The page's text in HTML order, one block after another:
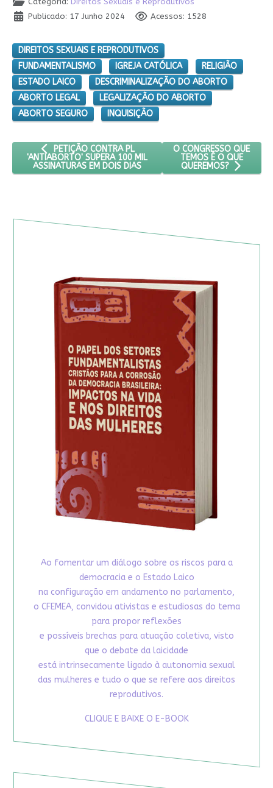
Publicado: 17 Junho 2024
Acessos: 1528
DIREITOS SEXUAIS E REPRODUTIVOS
FUNDAMENTALISMO
IGREJA CATÓLICA
RELIGIÃO
ESTADO LAICO
DESCRIMINALIZAÇÃO DO ABORTO
ABORTO LEGAL
LEGALIZAÇÃO DO ABORTO
ABORTO SEGURO
INQUISIÇÃO
ARTIGO ANTERIOR: PETIÇÃO CONTRA PL 'ANTIABORTO'
PETIÇÃO CONTRA PL
'ANTIABORTO' SUPERA 100 MIL
ASSINATURAS EM DOIS DIAS
PRÓXIMO ARTIGO: O
O CONGRESSO QUE
TEMOS É O QUE
QUEREMOS?
Ao fomentar um diálogo sobre os riscos para a
democracia e o Estado Laico
na configuração em andamento no parlamento,
o CFEMEA, convidou ativistas e estudiosas do tema
para propor reflexões
e possíveis brechas para atuação coletiva, visto
que o debate da laicidade
está intrinsecamente ligado à autonomia sexual
das mulheres e tudo o que se refere aos direitos
reprodutivos.
CLIQUE E BAIXE O E-BOOK